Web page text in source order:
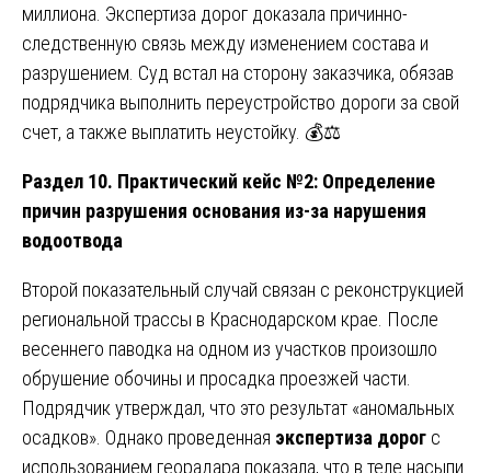
миллиона. Экспертиза дорог доказала причинно-
следственную связь между изменением состава и
разрушением. Суд встал на сторону заказчика, обязав
подрядчика выполнить переустройство дороги за свой
счет, а также выплатить неустойку. 💰⚖️
Раздел 10. Практический кейс №2: Определение
причин разрушения основания из-за нарушения
водоотвода
Второй показательный случай связан с реконструкцией
региональной трассы в Краснодарском крае. После
весеннего паводка на одном из участков произошло
обрушение обочины и просадка проезжей части.
Подрядчик утверждал, что это результат «аномальных
осадков». Однако проведенная экспертиза дорог с
использованием георадара показала, что в теле насыпи